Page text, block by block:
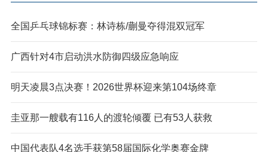
全国乒乓球锦标赛：林诗栋/蒯曼夺得混双冠军
广西针对4市启动洪水防御四级应急响应
明天凌晨3点决赛！2026世界杯迎来第104场终章
圭亚那一艘载有116人的渡轮倾覆 已有53人获救
中国代表队4名选手获第58届国际化学奥赛金牌